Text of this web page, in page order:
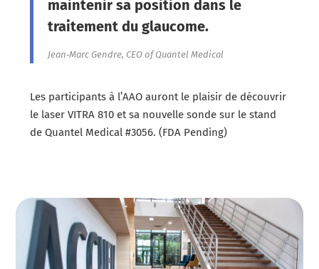
maintenir sa position dans le
traitement du glaucome.
Jean‐Marc Gendre, CEO of Quantel Medical
Les participants à l’AAO auront le plaisir de découvrir
le laser VITRA 810 et sa nouvelle sonde sur le stand
de Quantel Medical #3056. (FDA Pending)